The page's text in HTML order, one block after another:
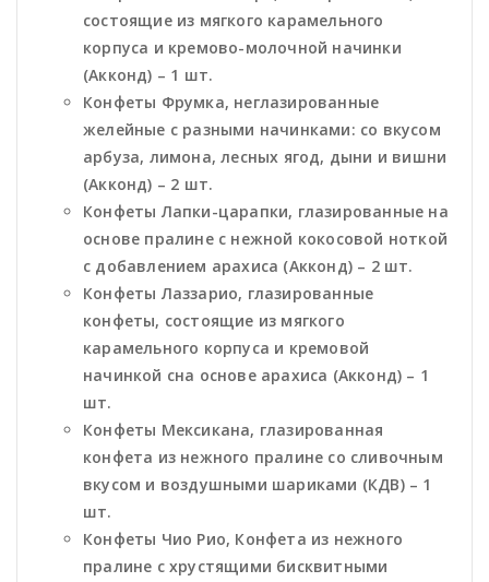
состоящие из мягкого карамельного
корпуса и кремово-молочной начинки
(Акконд) – 1 шт.
Конфеты Фрумка, неглазированные
желейные с разными начинками: со вкусом
арбуза, лимона, лесных ягод, дыни и вишни
(Акконд) – 2 шт.
Конфеты Лапки-царапки, глазированные на
основе пралине с нежной кокосовой ноткой
с добавлением арахиса (Акконд) – 2 шт.
Конфеты Лаззарио, глазированные
конфеты, состоящие из мягкого
карамельного корпуса и кремовой
начинкой сна основе арахиса (Акконд) – 1
шт.
Конфеты Мексикана, глазированная
конфета из нежного пралине со сливочным
вкусом и воздушными шариками (КДВ) – 1
шт.
Конфеты Чио Рио, Конфета из нежного
пралине с хрустящими бисквитными